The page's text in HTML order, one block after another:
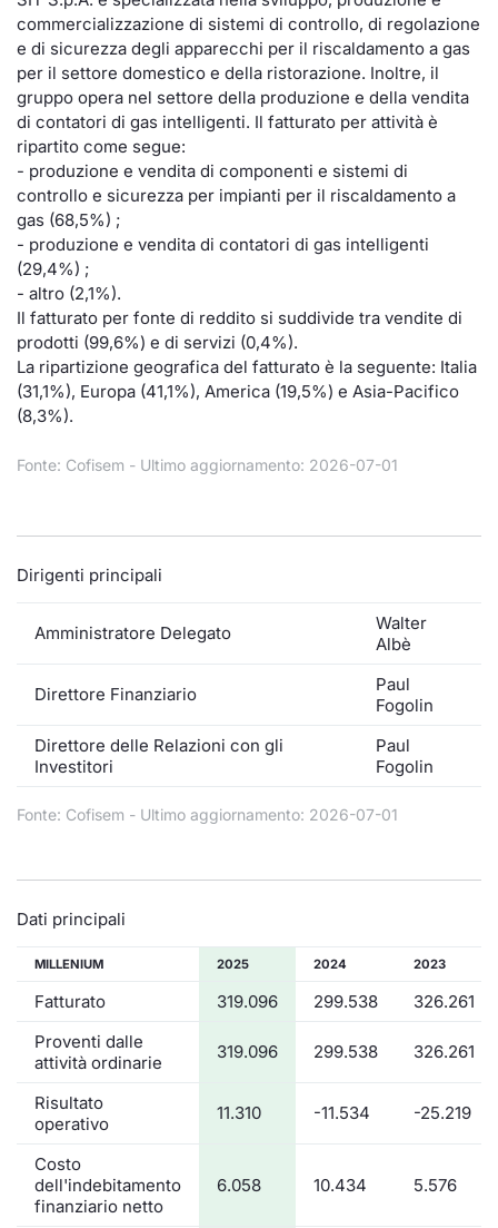
commercializzazione di sistemi di controllo, di regolazione
e di sicurezza degli apparecchi per il riscaldamento a gas
per il settore domestico e della ristorazione. Inoltre, il
gruppo opera nel settore della produzione e della vendita
di contatori di gas intelligenti. Il fatturato per attività è
ripartito come segue:
- produzione e vendita di componenti e sistemi di
controllo e sicurezza per impianti per il riscaldamento a
gas (68,5%) ;
- produzione e vendita di contatori di gas intelligenti
(29,4%) ;
- altro (2,1%).
Il fatturato per fonte di reddito si suddivide tra vendite di
prodotti (99,6%) e di servizi (0,4%).
La ripartizione geografica del fatturato è la seguente: Italia
(31,1%), Europa (41,1%), America (19,5%) e Asia-Pacifico
(8,3%).
Fonte: Cofisem - Ultimo aggiornamento: 2026-07-01
Dirigenti principali
Amministratore Delegato
Walter
Albè
Direttore Finanziario
Paul
Fogolin
Direttore delle Relazioni con gli
Investitori
Paul
Fogolin
Fonte: Cofisem - Ultimo aggiornamento: 2026-07-01
Dati principali
MILLENIUM 2025 2024 2023
Fatturato 319.096 299.538
326.261
Proventi dalle
attività ordinarie
319.096 299.538 326.261
Risultato
operativo
11.310 -11.534 -25.219
Costo
dell'indebitamento
finanziario netto
6.058 10.434 5.576
Documenti
Listed Brands
Calendario Conferenze
IPO e Matricole
Cambi
MiFID 2
Per
BTP
OAT
BUND
BTP
Opzioni
KID
KID/
Listing
Milan
Market
RFQ
Notizie
Notizie e Formazione
Chi siamo
Servizi
Dati di
Mifid 2